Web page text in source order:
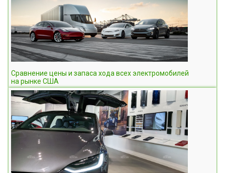
Сравнение цены и запаса хода всех электромобилей
на рынке США